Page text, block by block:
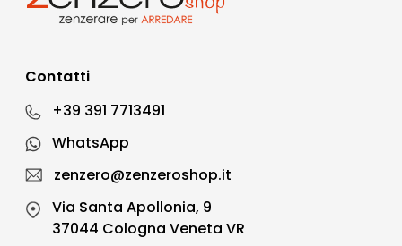
Contatti
+39 391 7713491
WhatsApp
zenzero@zenzeroshop.it
Via Santa Apollonia, 9
37044 Cologna Veneta VR